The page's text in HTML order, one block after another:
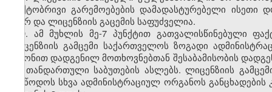
ფაქტობრივი გარემოებების დამადასტურებელი ისეთი
მიერ და ლიცენზიის გაცემის საფუძველია.
9. ამ მუხლის მე-7 პუნქტით გათვალისწინებული
ლიცენზიის გამცემი საქართველოს ზოგადი
კანონით დადგენილ მოთხოვნებთან შესაბამისობის
და თანდართული საბუთების ასლებს. ლიცენზიის
მიაწოდოს სხვა ადმინისტრაციულ ორგანოს